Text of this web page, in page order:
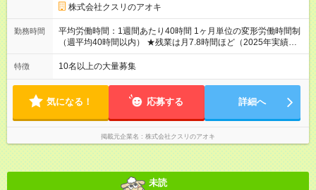
し、短時間勤務・早番固定社員は当社規定に従い額が変動 ＝＝
＝＝＝＝＝＝＝＝＝＝＝＝ ★職務給制度で実力次第で収入アッ
プ！ 職務内容に応じて給与が支払われ、昇格試験なく役職に就
いた時点で年収がUPする制度です。 約4割の社員が入社3年目で
できます。 ＝＝＝＝＝＝＝＝＝＝＝＝＝＝ 【試用期間】試用期
間なし
株式会社クスリのアオキ
勤務時間
平均労働時間：1週間あたり40時間 1ヶ月単位の変形労働時間制
（週平均40時間以内） ★残業は月7.8時間ほど（2025年実績）
＜店舗の基本営業時間＞ 9時～22時 ※勤務時間は店舗により異
なります。 ＜シフト例＞ 早番：8時00分～17時00分 中番：11
1ヶ月単位の変形労働時間制（週平均40時間以内） ★残業は月
7.8時間ほど（2025年実績） ＜店舗の基本営業時間＞ 9時～22
時 ※勤務時間は店舗により異なります。 ＜シフト例＞ 早番：8
時00分～17時00分 中番：11時～20時 遅番：13時～22時
特徴 10名以上の大量募集
気になる！ 応募する 詳細へ
掲載元企業名 株式会社クスリのアオキ
未読